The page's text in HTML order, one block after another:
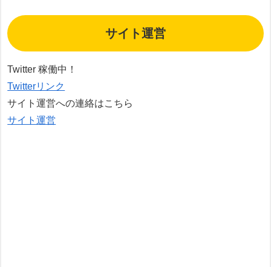
サイト運営
Twitter 稼働中！
Twitterリンク
サイト運営への連絡はこちら
サイト運営